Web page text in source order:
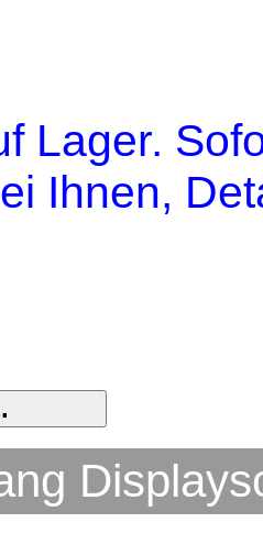
Lager.
Ihnen,